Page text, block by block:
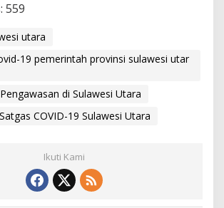
559
utara
19 pemerintah provinsi sulawesi utar
di Sulawesi Utara
COVID-19 Sulawesi Utara
Ikuti Kami